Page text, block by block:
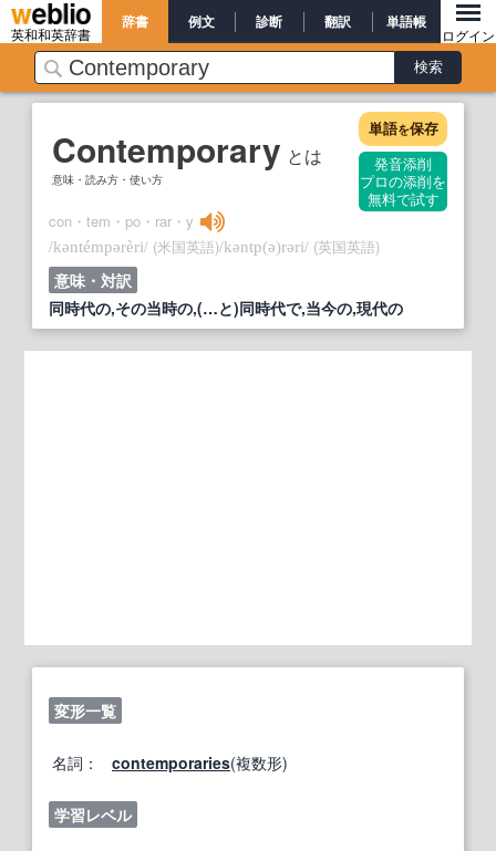
英和和英辞書
辞書 例文 診断 翻訳 単語帳
ログイン
Contemporary とは
意味・読み方・使い方
単語を保存
発音添削
プロの添削を
無料で試す
con・tem・po・rar・y
/kəntémpərèri/ (米国英語)/kəntp(ə)rəri/ (英国英語)
意味・対訳
同時代の,その当時の,(…と)同時代で,当今の,現代の
変形一覧
名詞： contemporaries(複数形)
学習レベル